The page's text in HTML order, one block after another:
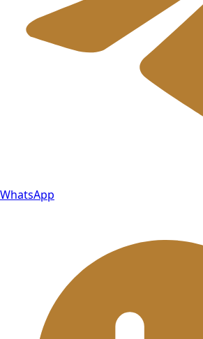
WhatsApp